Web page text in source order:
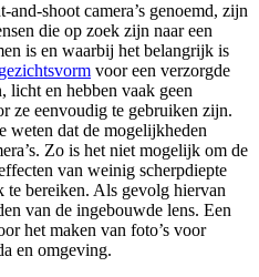
shoot camera’s genoemd, zijn
die op zoek zijn naar een
is en waarbij het belangrijk is
voor een verzorgde
licht en hebben vaak geen
ze eenvoudig te gebruiken zijn.
weten dat de mogelijkheden
Zo is het niet mogelijk om de
van weinig scherpdiepte
te bereiken. Als gevolg hiervan
van de ingebouwde lens. Een
het maken van foto’s voor
en omgeving.